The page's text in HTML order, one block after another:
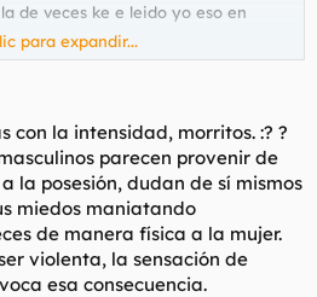
de veces ke e leido yo eso en
para expandir...
con la intensidad, morritos. :? ?
parecen provenir de
la posesión, dudan de sí mismos
miedos maniatando
de manera física a la mujer.
violenta, la sensación de
esa consecuencia.